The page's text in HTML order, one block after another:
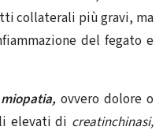
collaterali più gravi, ma
del fegato e
miopatia, ovvero dolore o
elevati di creatinchinasi,